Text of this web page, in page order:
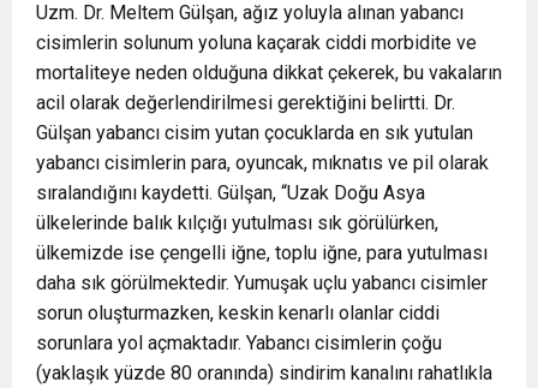
Uzm. Dr. Meltem Gülşan, ağız yoluyla alınan yabancı
cisimlerin solunum yoluna kaçarak ciddi morbidite ve
mortaliteye neden olduğuna dikkat çekerek, bu vakaların
acil olarak değerlendirilmesi gerektiğini belirtti. Dr.
Gülşan yabancı cisim yutan çocuklarda en sık yutulan
yabancı cisimlerin para, oyuncak, mıknatıs ve pil olarak
sıralandığını kaydetti. Gülşan, “Uzak Doğu Asya
ülkelerinde balık kılçığı yutulması sık görülürken,
ülkemizde ise çengelli iğne, toplu iğne, para yutulması
daha sık görülmektedir. Yumuşak uçlu yabancı cisimler
sorun oluşturmazken, keskin kenarlı olanlar ciddi
sorunlara yol açmaktadır. Yabancı cisimlerin çoğu
(yaklaşık yüzde 80 oranında) sindirim kanalını rahatlıkla